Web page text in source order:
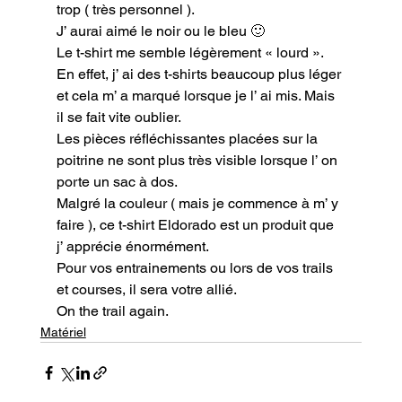
trop ( très personnel ).
J’ aurai aimé le noir ou le bleu 🙂
Le t-shirt me semble légèrement « lourd ».
En effet, j’ ai des t-shirts beaucoup plus léger
et cela m’ a marqué lorsque je l’ ai mis. Mais
il se fait vite oublier.
Les pièces réfléchissantes placées sur la
poitrine ne sont plus très visible lorsque l’ on
porte un sac à dos.
Malgré la couleur ( mais je commence à m’ y
faire ), ce t-shirt Eldorado est un produit que
j’ apprécie énormément.
Pour vos entrainements ou lors de vos trails
et courses, il sera votre allié.
On the trail again.
Matériel